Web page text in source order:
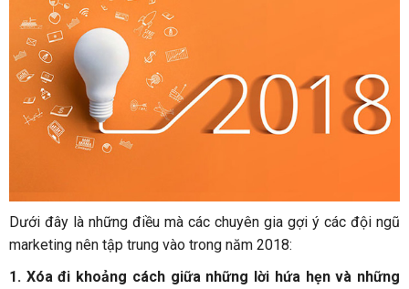
Dưới đây là những điều mà các chuyên gia gợi ý các đội ngũ
marketing nên tập trung vào trong năm 2018:
1. Xóa đi khoảng cách giữa những lời hứa hẹn và những